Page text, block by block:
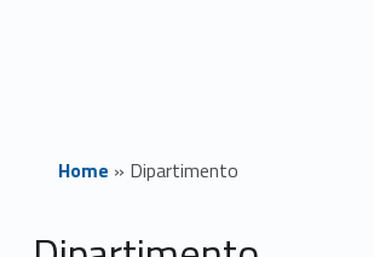
Home » Dipartimento